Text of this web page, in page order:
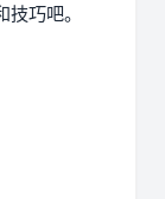
巧吧。